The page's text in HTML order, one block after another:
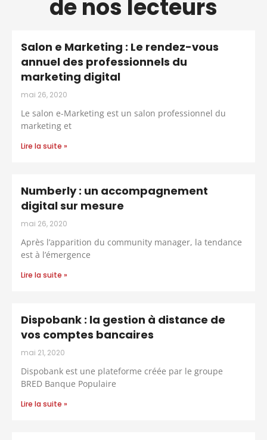
de nos lecteurs
Salon e Marketing : Le rendez-vous
annuel des professionnels du
marketing digital
mai 26, 2020
Le salon e-Marketing est un salon professionnel du
marketing et
Lire la suite »
Numberly : un accompagnement
digital sur mesure
mai 26, 2020
Après l’apparition du community manager, la tendance
est à l’émergence
Lire la suite »
Dispobank : la gestion à distance de
vos comptes bancaires
mai 21, 2020
Dispobank est une plateforme créée par le groupe
BRED Banque Populaire
Lire la suite »